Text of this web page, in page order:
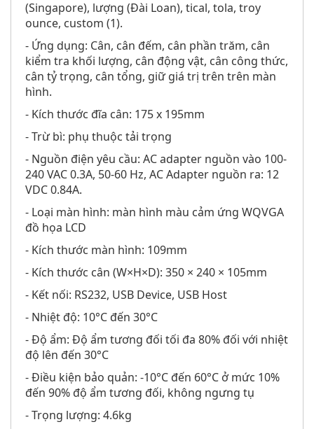
(Singapore), lượng (Đài Loan), tical, tola, troy
ounce, custom (1).
- Ứng dụng: Cân, cân đếm, cân phần trăm, cân
kiểm tra khối lượng, cân động vật, cân công thức,
cân tỷ trọng, cân tổng, giữ giá trị trên trên màn
hình.
- Kích thước đĩa cân: 175 x 195mm
- Trừ bì: phụ thuộc tải trọng
- Nguồn điện yêu cầu: AC adapter nguồn vào 100-
240 VAC 0.3A, 50-60 Hz, AC Adapter nguồn ra: 12
VDC 0.84A.
- Loại màn hình: màn hình màu cảm ứng WQVGA
đồ họa LCD
- Kích thước màn hình: 109mm
- Kích thước cân (W×H×D): 350 × 240 × 105mm
- Kết nối: RS232, USB Device, USB Host
- Nhiệt độ: 10°C đến 30°C
- Độ ẩm: Độ ẩm tương đối tối đa 80% đối với nhiệt
độ lên đến 30°C
- Điều kiện bảo quản: -10°C đến 60°C ở mức 10%
đến 90% độ ẩm tương đối, không ngưng tụ
- Trọng lượng: 4.6kg